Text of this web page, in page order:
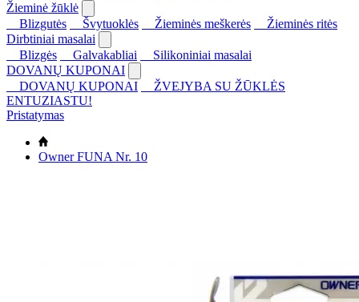
Žieminė žūklė
Blizgutės
Švytuoklės Žieminės meškerės
Žieminės ritės
Dirbtiniai masalai
Blizgės
Galvakabliai
Silikoniniai masalai
DOVANŲ KUPONAI
DOVANŲ KUPONAI
ŽVEJYBA SU ŽŪKLĖS
ENTUZIASTU!
Pristatymas
Owner FUNA Nr. 10